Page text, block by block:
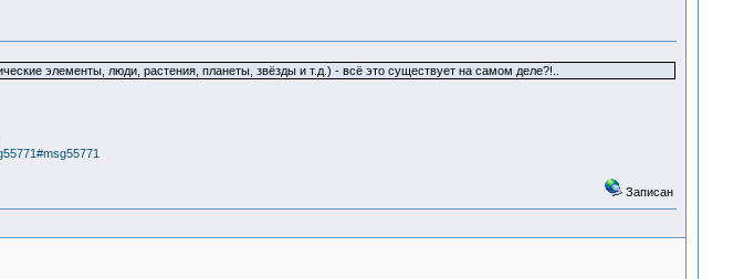
элементы, люди, растения, планеты, звёзды и т.д.) - всё это существует на самом деле?!..
Записан